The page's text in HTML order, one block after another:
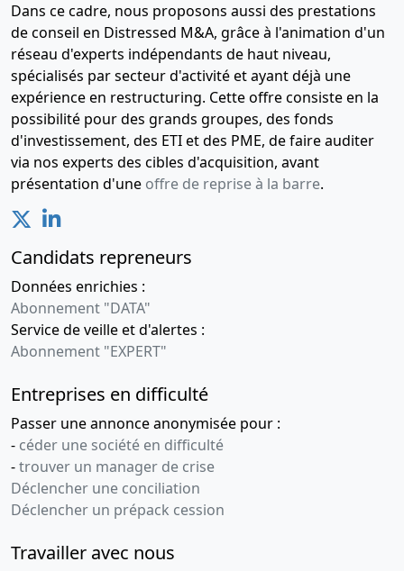
Dans ce cadre, nous proposons aussi des prestations
de conseil en Distressed M&A, grâce à l'animation d'un
réseau d'experts indépendants de haut niveau,
spécialisés par secteur d'activité et ayant déjà une
expérience en restructuring. Cette offre consiste en la
possibilité pour des grands groupes, des fonds
d'investissement, des ETI et des PME, de faire auditer
via nos experts des cibles d'acquisition, avant
présentation d'une offre de reprise à la barre.
Candidats repreneurs
Données enrichies :
Abonnement "DATA"
Service de veille et d'alertes :
Abonnement "EXPERT"
Entreprises en difficulté
Passer une annonce anonymisée pour :
- céder une société en difficulté
-trouver un manager de crise
Déclencher une conciliation
Déclencher un prépack cession
Travailler avec nous